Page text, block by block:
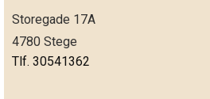
Storegade 17A
4780 Stege
Tlf. 30541362